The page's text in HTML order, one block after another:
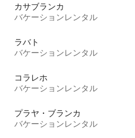
カサブランカ
バケーションレンタル
ラバト
バケーションレンタル
コラレホ
バケーションレンタル
プラヤ・ブランカ
バケーションレンタル